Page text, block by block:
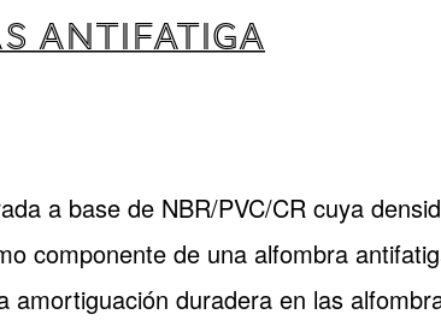
ANTIFATIGA
a base de NBR/PVC/CR cuya
componente de una alfombra
duradera en las